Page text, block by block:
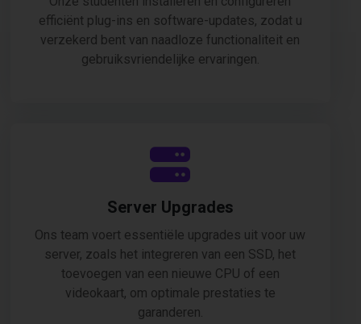
efficiënt plug-ins en software-updates, zodat u
verzekerd bent van naadloze functionaliteit en
gebruiksvriendelijke ervaringen.
Server Upgrades
Ons team voert essentiële upgrades uit voor uw
server, zoals het integreren van een SSD, het
toevoegen van een nieuwe CPU of een
videokaart, om optimale prestaties te
garanderen.